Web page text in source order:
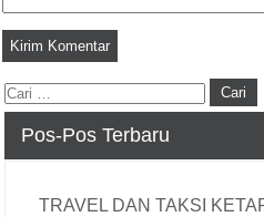
Pos-Pos Terbaru
TRAVEL DAN TAKSI